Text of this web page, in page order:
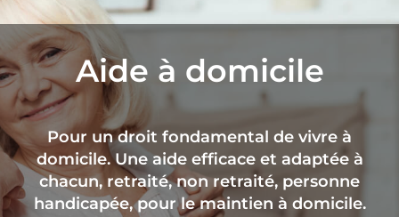
Aide à domicile
Pour un droit fondamental de vivre à
domicile. Une aide efficace et adaptée à
chacun, retraité, non retraité, personne
handicapée, pour le maintien à domicile.